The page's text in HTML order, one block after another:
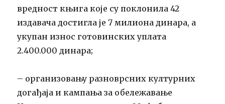
вредност књига које су поклонила 42
издавача достигла је 7 милиона динара, а
укупан износ готовинских уплата
2.400.000 динара;
– организовању разноврсних културних
догађаја и кампања за обележавање